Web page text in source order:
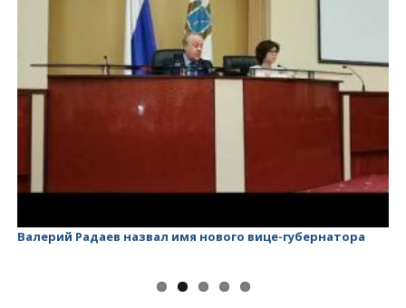
Валерий Радаев назвал имя нового вице-губернатора